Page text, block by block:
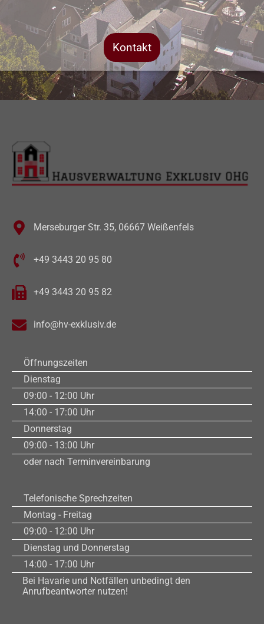
Kontakt
Merseburger Str. 35, 06667 Weißenfels
+49 3443 20 95 80
+49 3443 20 95 82
info@hv-exklusiv.de
Öffnungszeiten
Dienstag
09:00 - 12:00 Uhr
14:00 - 17:00 Uhr
Donnerstag
09:00 - 13:00 Uhr
oder nach Terminvereinbarung
Telefonische Sprechzeiten
Montag - Freitag
09:00 - 12:00 Uhr
Dienstag und Donnerstag
14:00 - 17:00 Uhr
Bei Havarie und Notfällen unbedingt den
Anrufbeantworter nutzen!